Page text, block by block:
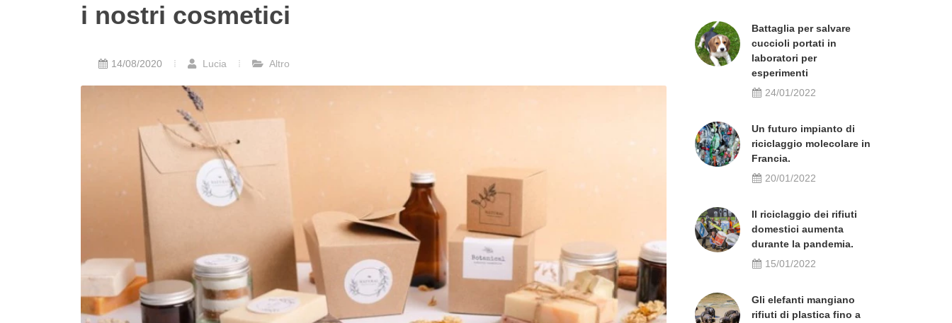
i nostri cosmetici
14/08/2020 Lucia Altro
Battaglia per salvare
cuccioli portati in
laboratori per
esperimenti
24/01/2022
Un futuro impianto di
riciclaggio molecolare in
Francia.
20/01/2022
Il riciclaggio dei rifiuti
domestici aumenta
durante la pandemia.
15/01/2022
Gli elefanti mangiano
rifiuti di plastica fino a